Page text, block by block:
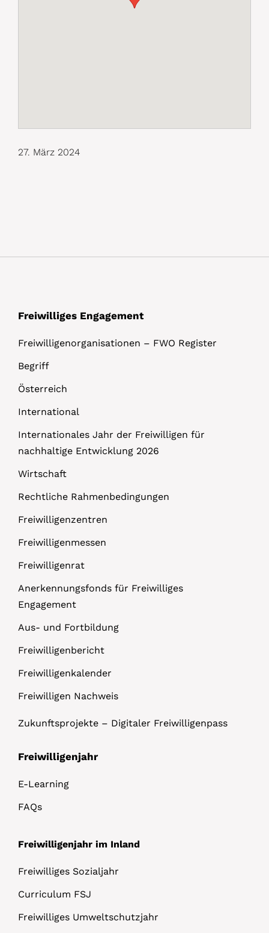
27. März 2024
Freiwilliges Engagement
Freiwilligenorganisationen – FWO Register
Begriff
Österreich
International
Internationales Jahr der Freiwilligen für
nachhaltige Entwicklung 2026
Wirtschaft
Rechtliche Rahmenbedingungen
Freiwilligenzentren
Freiwilligenmessen
Freiwilligenrat
Anerkennungsfonds für Freiwilliges
Engagement
Aus- und Fortbildung
Freiwilligenbericht
Freiwilligenkalender
Freiwilligen Nachweis
Zukunftsprojekte – Digitaler Freiwilligenpass
Freiwilligenjahr
E-Learning
FAQs
Freiwilligenjahr im Inland
Freiwilliges Sozialjahr
Curriculum FSJ
Freiwilliges Umweltschutzjahr